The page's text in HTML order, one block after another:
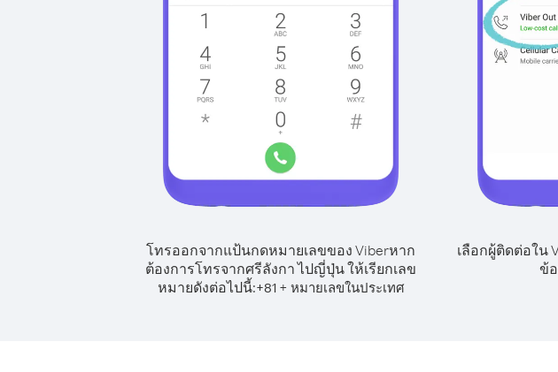
โทรออกจากแป้นกดหมายเลขของ Viberหาก
ต้องการโทรจากศรีลังกา ไปญี่ปุ่น ให้เรียกเลข
หมายดังต่อไปนี้:+81+ หมายเลขในประเทศ
เลือกผู้ติดต่อใน
ข้